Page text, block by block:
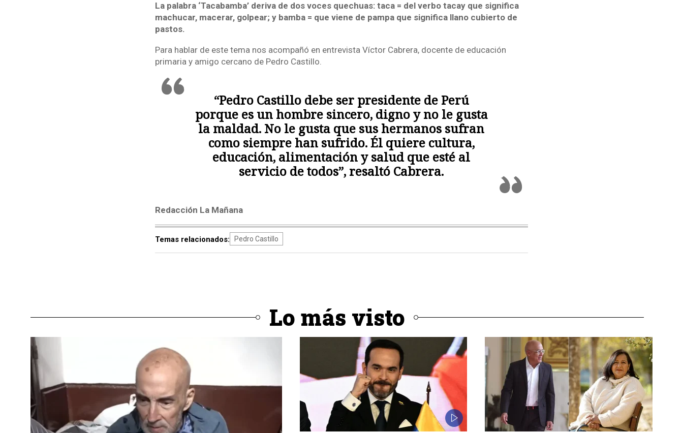
La palabra ‘Tacabamba’ deriva de dos voces quechuas: taca = del verbo tacay que significa
machucar, macerar, golpear; y bamba = que viene de pampa que significa llano cubierto de
pastos.
Para hablar de este tema nos acompañó en entrevista Víctor Cabrera, docente de educación
primaria y amigo cercano de Pedro Castillo.
“Pedro Castillo debe ser presidente de Perú
porque es un hombre sincero, digno y no le gusta
la maldad. No le gusta que sus hermanos sufran
como siempre han sufrido. Él quiere cultura,
educación, alimentación y salud que esté al
servicio de todos”, resaltó Cabrera.
Redacción La Mañana
Temas relacionados: Pedro Castillo
Lo más visto